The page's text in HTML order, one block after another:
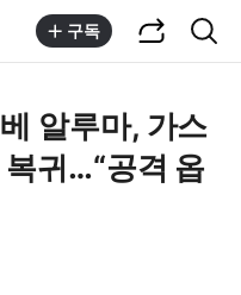
구독
알루마, 가스
귀…“공격 옵